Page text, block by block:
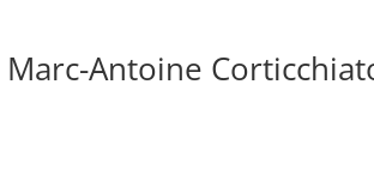
Antoine